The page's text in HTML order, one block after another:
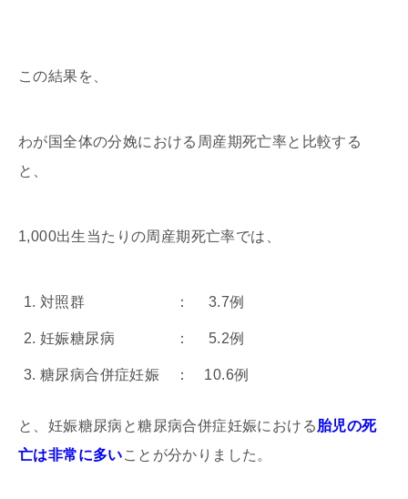
この結果を、
わが国全体の分娩における周産期死亡率と比較する
と、
1,000出生当たりの周産期死亡率では、
対照群 ： 3.7例
妊娠糖尿病 ： 5.2例
糖尿病合併症妊娠 ： 10.6例
と、妊娠糖尿病と糖尿病合併症妊娠における胎児の死
亡は非常に多いことが分かりました。